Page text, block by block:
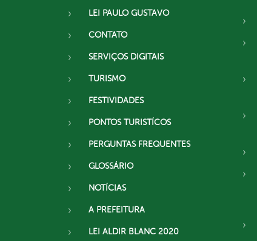
LEI PAULO GUSTAVO
CONTATO
SERVIÇOS DIGITAIS
TURISMO
FESTIVIDADES
PONTOS TURISTÍCOS
PERGUNTAS FREQUENTES
GLOSSÁRIO
NOTÍCIAS
A PREFEITURA
LEI ALDIR BLANC 2020